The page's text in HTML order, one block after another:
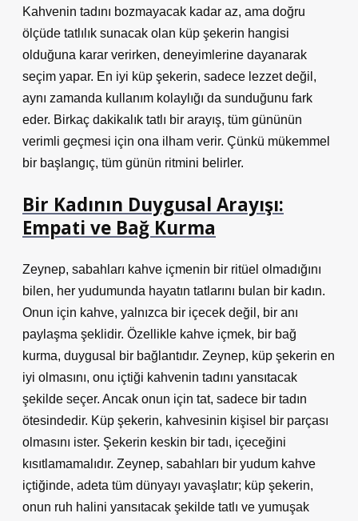
Kahvenin tadını bozmayacak kadar az, ama doğru
ölçüde tatlılık sunacak olan küp şekerin hangisi
olduğuna karar verirken, deneyimlerine dayanarak
seçim yapar. En iyi küp şekerin, sadece lezzet değil,
aynı zamanda kullanım kolaylığı da sunduğunu fark
eder. Birkaç dakikalık tatlı bir arayış, tüm gününün
verimli geçmesi için ona ilham verir. Çünkü mükemmel
bir başlangıç, tüm günün ritmini belirler.
Bir Kadının Duygusal Arayışı:
Empati ve Bağ Kurma
Zeynep, sabahları kahve içmenin bir ritüel olmadığını
bilen, her yudumunda hayatın tatlarını bulan bir kadın.
Onun için kahve, yalnızca bir içecek değil, bir anı
paylaşma şeklidir. Özellikle kahve içmek, bir bağ
kurma, duygusal bir bağlantıdır. Zeynep, küp şekerin en
iyi olmasını, onu içtiği kahvenin tadını yansıtacak
şekilde seçer. Ancak onun için tat, sadece bir tadın
ötesindedir. Küp şekerin, kahvesinin kişisel bir parçası
olmasını ister. Şekerin keskin bir tadı, içeceğini
kısıtlamamalıdır. Zeynep, sabahları bir yudum kahve
içtiğinde, adeta tüm dünyayı yavaşlatır; küp şekerin,
onun ruh halini yansıtacak şekilde tatlı ve yumuşak